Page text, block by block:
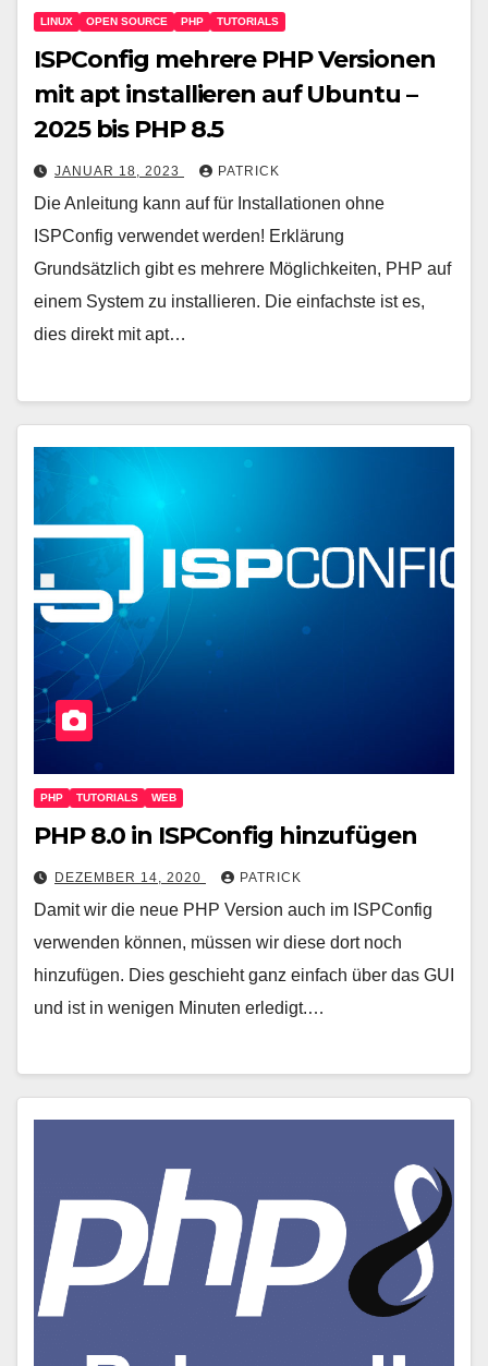
LINUX OPEN SOURCE PHP TUTORIALS
ISPConfig mehrere PHP Versionen
mit apt installieren auf Ubuntu –
2025 bis PHP 8.5
JANUAR 18, 2023 PATRICK
Die Anleitung kann auf für Installationen ohne
ISPConfig verwendet werden! Erklärung
Grundsätzlich gibt es mehrere Möglichkeiten, PHP auf
einem System zu installieren. Die einfachste ist es,
dies direkt mit apt…
PHP TUTORIALS WEB
PHP 8.0 in ISPConfig hinzufügen
DEZEMBER 14, 2020 PATRICK
Damit wir die neue PHP Version auch im ISPConfig
verwenden können, müssen wir diese dort noch
hinzufügen. Dies geschieht ganz einfach über das GUI
und ist in wenigen Minuten erledigt.…